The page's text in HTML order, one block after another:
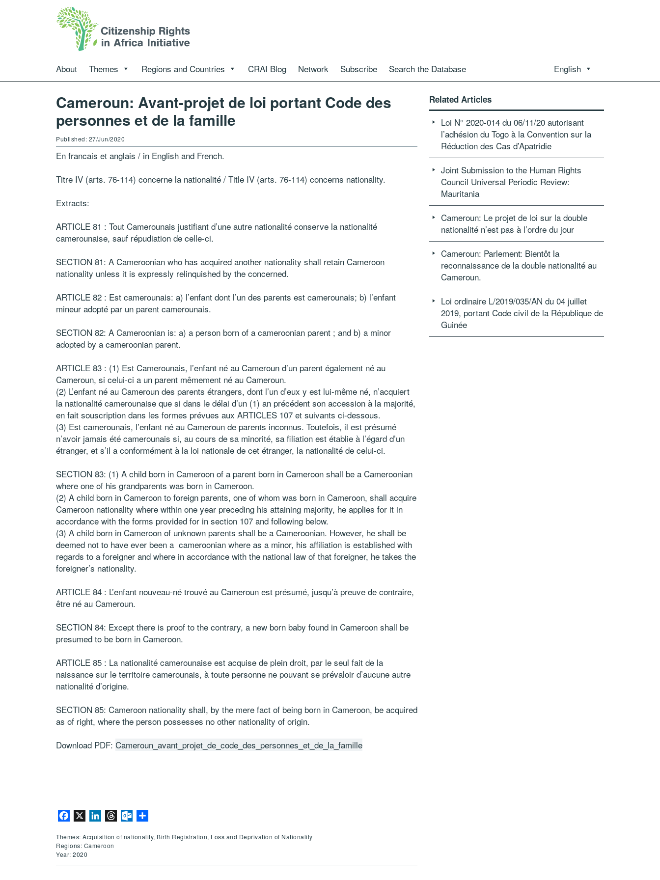
About Themes Regions and Countries CRAI Blog Network Subscribe Search the Database English
Cameroun: Avant-projet de loi portant Code des
personnes et de la famille
Published: 27/Jun/2020
En francais et anglais / in English and French.
Titre IV (arts. 76-114) concerne la nationalité / Title IV (arts. 76-114) concerns nationality.
Extracts:
ARTICLE 81 : Tout Camerounais justifiant d’une autre nationalité conserve la nationalité
camerounaise, sauf répudiation de celle-ci.
SECTION 81: A Cameroonian who has acquired another nationality shall retain Cameroon
nationality unless it is expressly relinquished by the concerned.
ARTICLE 82 : Est camerounais: a) l’enfant dont l’un des parents est camerounais; b) l’enfant
mineur adopté par un parent camerounais.
SECTION 82: A Cameroonian is: a) a person born of a cameroonian parent ; and b) a minor
adopted by a cameroonian parent.
ARTICLE 83 : (1) Est Camerounais, l’enfant né au Cameroun d’un parent également né au
Cameroun, si celui-ci a un parent mêmement né au Cameroun.
(2) L’enfant né au Cameroun des parents étrangers, dont l’un d’eux y est lui-même né, n’acquiert
la nationalité camerounaise que si dans le délai d’un (1) an précédent son accession à la majorité,
en fait souscription dans les formes prévues aux ARTICLES 107 et suivants ci-dessous.
(3) Est camerounais, l’enfant né au Cameroun de parents inconnus. Toutefois, il est présumé
n’avoir jamais été camerounais si, au cours de sa minorité, sa filiation est établie à l’égard d’un
étranger, et s’il a conformément à la loi nationale de cet étranger, la nationalité de celui-ci.
SECTION 83: (1) A child born in Cameroon of a parent born in Cameroon shall be a Cameroonian
where one of his grandparents was born in Cameroon.
(2) A child born in Cameroon to foreign parents, one of whom was born in Cameroon, shall acquire
Cameroon nationality where within one year preceding his attaining majority, he applies for it in
accordance with the forms provided for in section 107 and following below.
(3) A child born in Cameroon of unknown parents shall be a Cameroonian. However, he shall be
deemed not to have ever been a cameroonian where as a minor, his affiliation is established with
regards to a foreigner and where in accordance with the national law of that foreigner, he takes the
foreigner’s nationality.
ARTICLE 84 : L’enfant nouveau-né trouvé au Cameroun est présumé, jusqu’à preuve de contraire,
être né au Cameroun.
SECTION 84: Except there is proof to the contrary, a new born baby found in Cameroon shall be
presumed to be born in Cameroon.
ARTICLE 85 : La nationalité camerounaise est acquise de plein droit, par le seul fait de la
naissance sur le territoire camerounais, à toute personne ne pouvant se prévaloir d’aucune autre
nationalité d’origine.
SECTION 85: Cameroon nationality shall, by the mere fact of being born in Cameroon, be acquired
as of right, where the person possesses no other nationality of origin.
Download PDF: Cameroun_avant_projet_de_code_des_personnes_et_de_la_famille
Facebook LinkedInThreadsOutlook.com
Themes: Acquisition of nationality, Birth Registration, Loss and Deprivation of Nationality
Regions: Cameroon
Year: 2020
Related Articles
Loi N° 2020-014 du 06/11/20 autorisant
l’adhésion du Togo à la Convention sur la
Réduction des Cas d’Apatridie
Joint Submission to the Human Rights
Council Universal Periodic Review:
Mauritania
Cameroun: Le projet de loi sur la double
nationalité n’est pas à l’ordre du jour
Cameroun: Parlement: Bientôt la
reconnaissance de la double nationalité au
Cameroun.
Loi ordinaire L/2019/035/AN du 04 juillet
2019, portant Code civil de la République de
Guinée